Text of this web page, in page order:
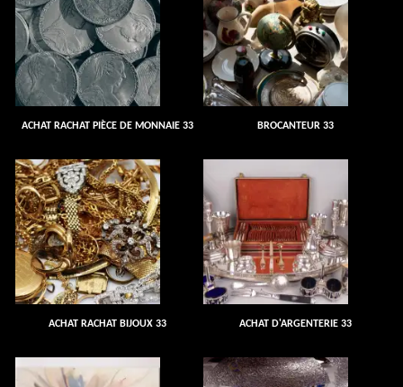
ACHAT RACHAT PIÈCE DE MONNAIE 33 BROCANTEUR 33
ACHAT RACHAT BIJOUX 33 ACHAT D'ARGENTERIE 33